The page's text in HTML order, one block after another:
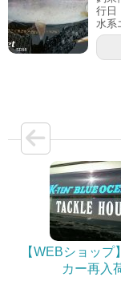
行日
水系
【WEBショップ
カー再入